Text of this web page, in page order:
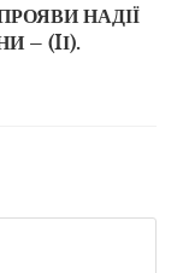
НАДІЇ
– (IІ).